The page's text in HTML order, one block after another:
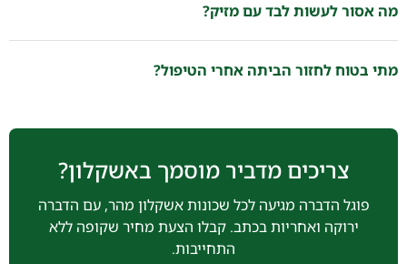
מה אסור לעשות לבד עם מזיק?
מתי בטוח לחזור הביתה אחרי הטיפול?
צריכים מדביר מוסמך באשקלון?
פוגל הדברה מגיעה לכל שכונות אשקלון מהר, עם הדברה
ירוקה ואחריות בכתב. קבלו הצעת מחיר שקופה ללא
התחייבות.